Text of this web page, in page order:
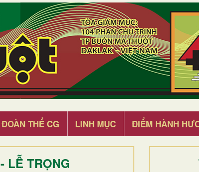
ĐOÀN THỂ CG LINH MỤC ĐIỂM HÀNH
LỄ TRỌNG